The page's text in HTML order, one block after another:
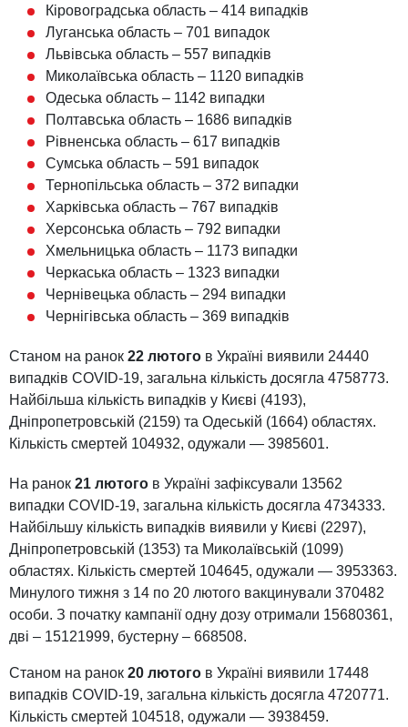
Кіровоградська область – 414 випадків
Луганська область – 701 випадок
Львівська область – 557 випадків
Миколаївська область – 1120 випадків
Одеська область – 1142 випадки
Полтавська область – 1686 випадків
Рівненська область – 617 випадків
Сумська область – 591 випадок
Тернопільська область – 372 випадки
Харківська область – 767 випадків
Херсонська область – 792 випадки
Хмельницька область – 1173 випадки
Черкаська область – 1323 випадки
Чернівецька область – 294 випадки
Чернігівська область – 369 випадків
Станом на ранок 22 лютого в Україні виявили 24440
випадків COVID-19, загальна кількість досягла 4758773.
Найбільша кількість випадків у Києві (4193),
Дніпропетровській (2159) та Одеській (1664) областях.
Кількість смертей 104932, одужали — 3985601.
На ранок 21 лютого в Україні зафіксували 13562
випадки COVID-19, загальна кількість досягла 4734333.
Найбільшу кількість випадків виявили у Києві (2297),
Дніпропетровській (1353) та Миколаївській (1099)
областях. Кількість смертей 104645, одужали — 3953363.
Минулого тижня з 14 по 20 лютого вакцинували 370482
особи. З початку кампанії одну дозу отримали 15680361,
дві – 15121999, бустерну – 668508.
Станом на ранок 20 лютого в Україні виявили 17448
випадків COVID-19, загальна кількість досягла 4720771.
Кількість смертей 104518, одужали — 3938459.